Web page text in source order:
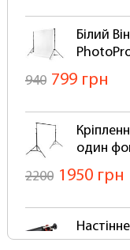
тільки його
Фотофон
2.5 м
дефектів та
рулоні).
Для вінілового
використовувати
Чому варто
вініловий:
Білий
940 799 грн
один
2200 1950 грн